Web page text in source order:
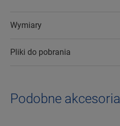
Wymiary
Pliki do pobrania
Podobne akcesoria